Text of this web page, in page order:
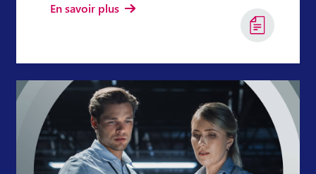
En savoir plus